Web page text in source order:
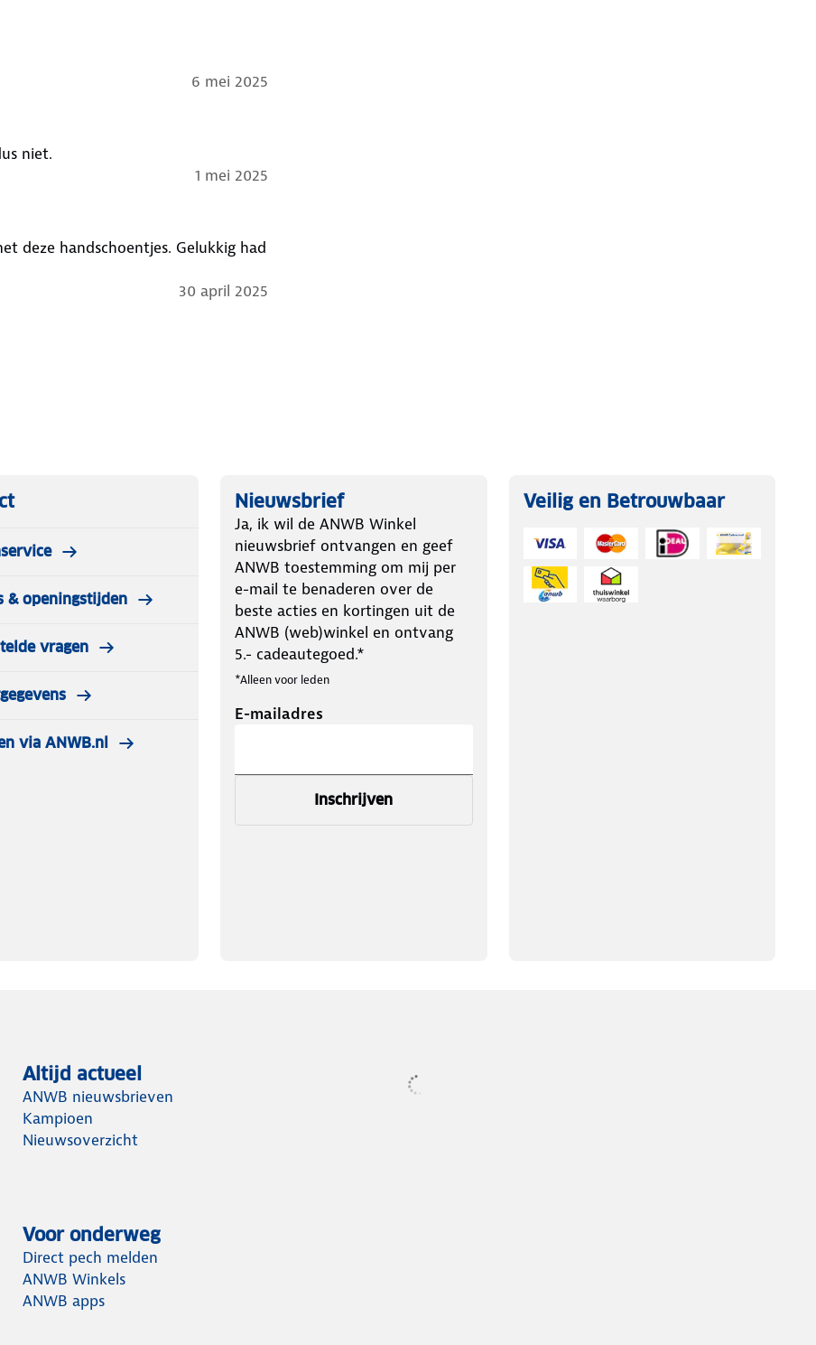
6 mei 2025
niet.
1 mei 2025
deze handschoentjes. Gelukkig had
30 april 2025
& openingstijden
vragen
via ANWB.nl
Nieuwsbrief
Ja, ik wil de ANWB Winkel
nieuwsbrief ontvangen en geef
ANWB toestemming om mij per
e-mail te benaderen over de
beste acties en kortingen uit de
ANWB (web)winkel en ontvang
5.- cadeautegoed.*
*Alleen voor leden
E-mailadres
Inschrijven
Veilig en Betrouwbaar
Altijd actueel
ANWB nieuwsbrieven
Kampioen
Nieuwsoverzicht
Voor onderweg
Direct pech melden
ANWB Winkels
ANWB apps